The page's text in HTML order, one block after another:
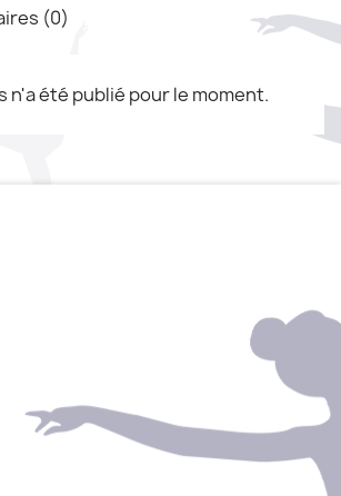
(0)
n'a été publié pour le moment.